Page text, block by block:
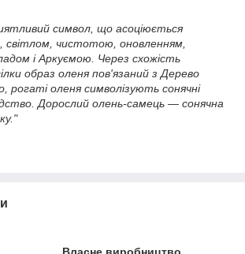
символ, що асоціюється
світлом, чистотою, оновленням,
і Аркуємою. Через схожість
образ оленя пов'язаний з Дерево
оленя символізують сонячні
Дорослий олень-самець — сонячна
Власне виробництво